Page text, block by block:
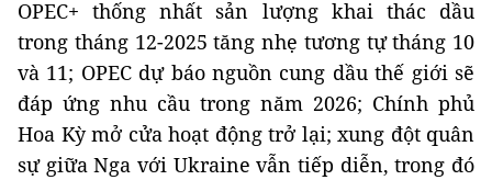
OPEC+ thống nhất sản lượng khai thác dầu
trong tháng 12-2025 tăng nhẹ tương tự tháng 10
và 11; OPEC dự báo nguồn cung dầu thế giới sẽ
đáp ứng nhu cầu trong năm 2026; Chính phủ
Hoa Kỳ mở cửa hoạt động trở lại; xung đột quân
sự giữa Nga với Ukraine vẫn tiếp diễn, trong đó